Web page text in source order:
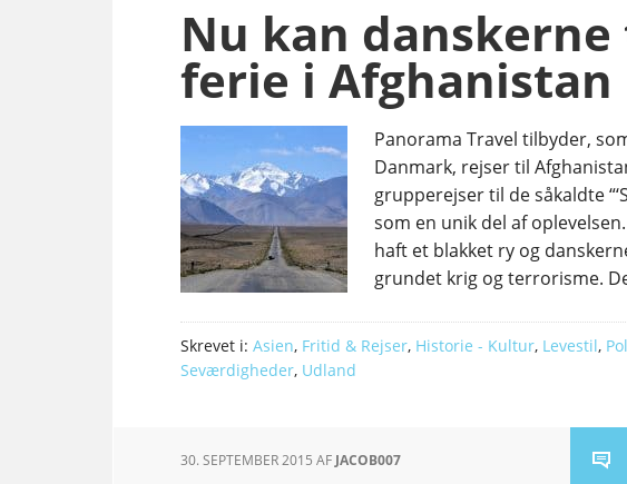
Nu kan
ferie i Afghanistan
Panorama Travel tilbyder,
Danmark, rejser til
grupperejser til de såkaldte
som en unik del af
haft et blakket ry og
grundet krig og terrorisme.
Skrevet i: Asien, Fritid & Rejser, Historie - Kultur, Levestil,
Seværdigheder, Udland
30. SEPTEMBER 2015 AF JACOB007